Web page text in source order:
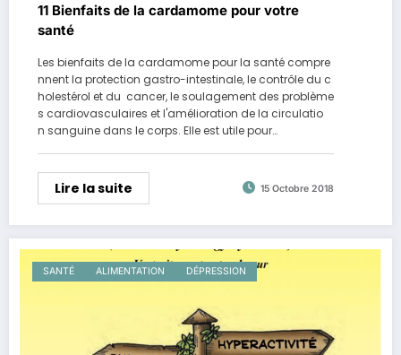
11 Bienfaits de la cardamome pour votre
santé
Les bienfaits de la cardamome pour la santé compre
nnent la protection gastro-intestinale, le contrôle du c
holestérol et du cancer, le soulagement des problème
s cardiovasculaires et l'amélioration de la circulatio
n sanguine dans le corps. Elle est utile pour…
Lire la suite 15 Octobre 2018
SANTÉ ALIMENTATION DÉPRESSION